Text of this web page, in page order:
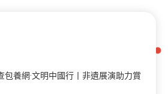
包養網·文明中國行丨非遺展演助力賞